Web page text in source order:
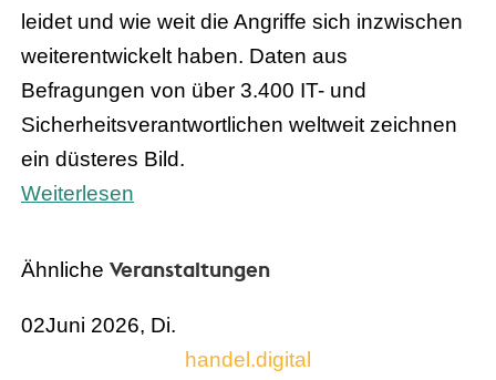
leidet und wie weit die Angriffe sich inzwischen
weiterentwickelt haben. Daten aus
Befragungen von über 3.400 IT- und
Sicherheitsverantwortlichen weltweit zeichnen
ein düsteres Bild.
Weiterlesen
Ähnliche Veranstaltungen
02Juni 2026, Di.
handel.digital